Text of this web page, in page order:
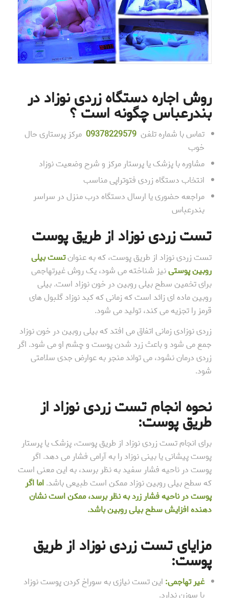
روش اجاره دستگاه زردی نوزاد در
بندرعباس چگونه است ؟
تماس با شماره تلفن 09378229579
مرکز پرستاری حال
خوب
مشاوره با پزشک یا پرستار مرکز و شرح وضعیت نوزاد
انتخاب دستگاه زردی فتوتراپی مناسب
مراجعه حضوری یا ارسال دستگاه درب منزل در سراسر
بندرعباس
تست زردی نوزاد از طریق پوست
تست زردی نوزاد از طریق پوست، که به عنوانتست بیلی
روبین پوستینیز شناخته می شود، یک روش غیرتهاجمی
برای تخمین سطح بیلی روبین در خون نوزاد است. بیلی
روبین ماده ای زائد است که زمانی که کبد نوزاد گلبول های
قرمز را تجزیه می کند، تولید می شود.
زردی نوزادی زمانی اتفاق می افتد که بیلی روبین در خون نوزاد
جمع می شود و باعث زرد شدن پوست و چشم او می شود. اگر
زردی درمان نشود، می تواند منجر به عوارض جدی سلامتی
شود.
نحوه انجام تست زردی نوزاد از
طریق پوست:
برای انجام تست زردی نوزاد از طریق پوست، پزشک یا پرستار
پوست پیشانی یا بینی نوزاد را به آرامی فشار می دهد. اگر
پوست در ناحیه فشار سفید به نظر برسد، به این معنی است
که سطح بیلی روبین نوزاد ممکن است طبیعی باشد.اما اگر
پوست در ناحیه فشار زرد به نظر برسد، ممکن است نشان
دهنده افزایش سطح بیلی روبین باشد.
مزایای تست زردی نوزاد از طریق
پوست:
غیر تهاجمی: این تست نیازی به سوراخ کردن پوست نوزاد
با سوزن ندارد.